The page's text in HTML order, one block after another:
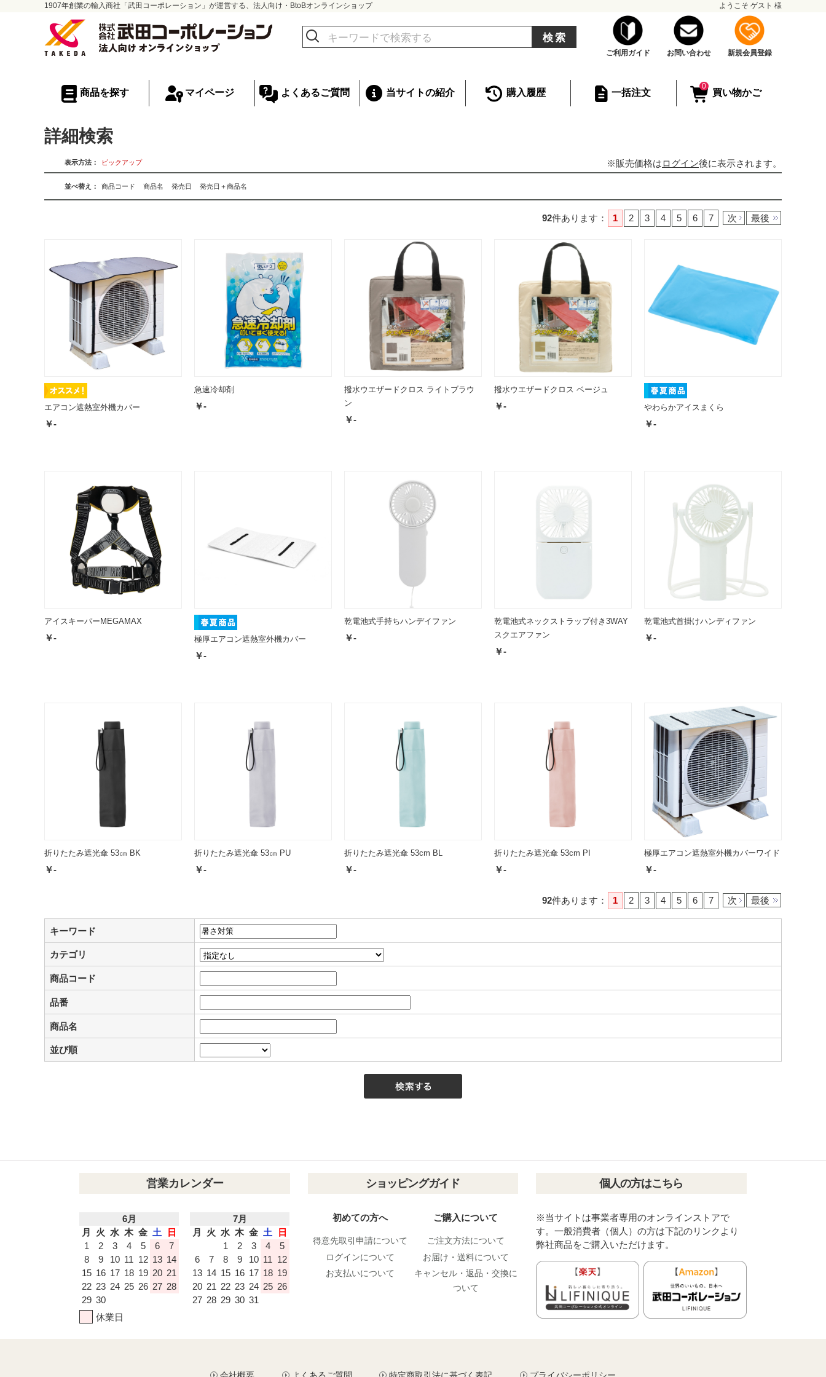
1907年創業の輸入商社「武田コーポレーション」が運営する、法人向け・BtoBオンラインショップ ようこそ ゲスト 様
検索
ご利用ガイド お問い合わせ 新規会員登録
商品を探す マイページ よくあるご質問 当サイトの紹介 購入履歴 一括注文
0
買い物かご
詳細検索
※販売価格はログイン後に表示されます。
表示方法： ピックアップ
並べ替え： 商品コード 商品名 発売日 発売日＋商品名
92件あります ： 1 2 3 4 5 6 7 次 最後
エアコン遮熱室外機カバー
￥-
急速冷却剤
￥-
撥水ウエザードクロス ライトブラウ
ン
￥-
撥水ウエザードクロス ベージュ
￥- やわらかアイスまくら
￥-
アイスキーパーMEGAMAX
￥- 極厚エアコン遮熱室外機カバー
￥-
乾電池式手持ちハンデイファン
￥-
乾電池式ネックストラップ付き3WAY
スクエアファン
￥-
乾電池式首掛けハンディファン
￥-
折りたたみ遮光傘 53㎝ BK
￥-
折りたたみ遮光傘 53㎝ PU
￥-
折りたたみ遮光傘 53cm BL
￥-
折りたたみ遮光傘 53cm PI
￥-
極厚エアコン遮熱室外機カバーワイド
￥-
92件あります ： 1 2 3 4 5 6 7 次 最後
キーワード
カテゴリ
商品コード
品番
商品名
並び順
営業カレンダー
6月
月
火 水 木 金 土
日
1
2 3 4 5 6
7
8
9 10 11 12 13 14
15 16 17 18 19 20 21
22 23 24 25 26 27 28
29 30
休業日
7月
月
火 水 木 金 土
日
1
2 3 4
5
6
7 8 9 10 11 12
13 14 15 16 17 18 19
20 21 22 23 24 25 26
27 28 29 30 31
ショッピングガイド
初めての方へ
得意先取引申請について
ログインについて
お支払いについて
ご購入について
ご注文方法について
お届け・送料について
キャンセル・返品・交換に
ついて
個人の方はこちら
※当サイトは事業者専用のオンラインストアで
す。一般消費者（個人）の方は下記のリンクより
弊社商品をご購入いただけます。